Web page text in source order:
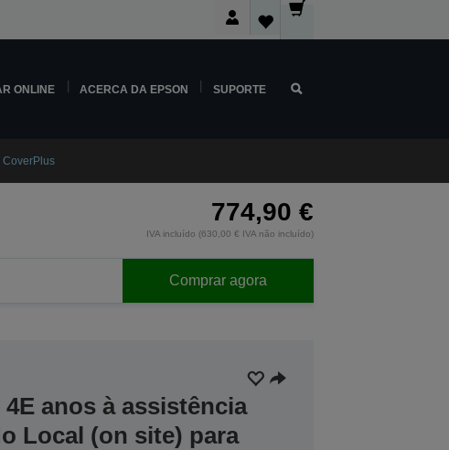
ONLINE ACERCA DA EPSON SUPORTE
CoverPlus
774,90 €
IVA incluído (630,00 € IVA não incluído)
Comprar agora
anos à assistência
Local (on site) para